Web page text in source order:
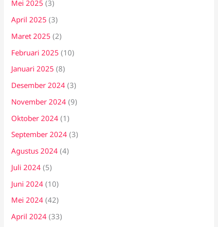
Mei 2025 (3)
April 2025 (3)
Maret 2025 (2)
Februari 2025 (10)
Januari 2025 (8)
Desember 2024 (3)
November 2024 (9)
Oktober 2024 (1)
September 2024 (3)
Agustus 2024 (4)
Juli 2024 (5)
Juni 2024 (10)
Mei 2024 (42)
April 2024 (33)